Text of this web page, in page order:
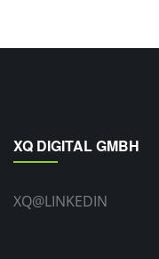
XQ DIGITAL GMBH
XQ@LINKEDIN